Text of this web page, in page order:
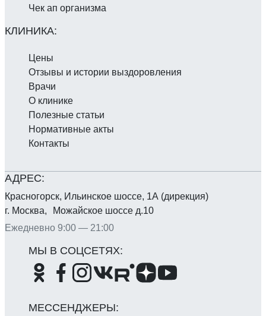
Красногорск, Ильинское шоссе, 1А (дирекция)
г. Москва, Можайское шоссе д.10
Ежедневно 9:00 — 21:00
Чек ап организма
Цены
Отзывы и истории выздоровления
Врачи
О клинике
Полезные статьи
Нормативные акты
Контакты